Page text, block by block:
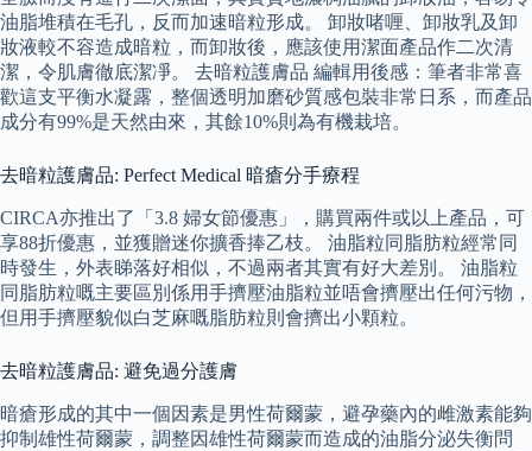
油脂堆積在毛孔，反而加速暗粒形成。 卸妝啫喱、卸妝乳及卸
妝液較不容造成暗粒，而卸妝後，應該使用潔面產品作二次清
潔，令肌膚徹底潔凈。 去暗粒護膚品 編輯用後感：筆者非常喜
歡這支平衡水凝露，整個透明加磨砂質感包裝非常日系，而產品
成分有99%是天然由來，其餘10%則為有機栽培。
去暗粒護膚品: Perfect Medical 暗瘡分手療程
CIRCA亦推出了「3.8 婦女節優惠」，購買兩件或以上產品，可
享88折優惠，並獲贈迷你擴香捧乙枝。 油脂粒同脂肪粒經常同
時發生，外表睇落好相似，不過兩者其實有好大差別。 油脂粒
同脂肪粒嘅主要區別係用手擠壓油脂粒並唔會擠壓出任何污物，
但用手擠壓貌似白芝麻嘅脂肪粒則會擠出小顆粒。
去暗粒護膚品: 避免過分護膚
暗瘡形成的其中一個因素是男性荷爾蒙，避孕藥內的雌激素能夠
抑制雄性荷爾蒙，調整因雄性荷爾蒙而造成的油脂分泌失衡問